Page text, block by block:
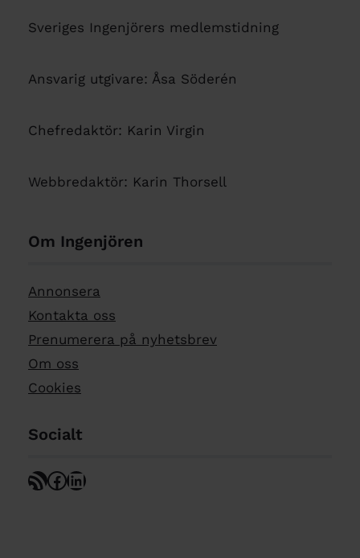
Sveriges Ingenjörers medlemstidning
Ansvarig utgivare: Åsa Söderén
Chefredaktör: Karin Virgin
Webbredaktör: Karin Thorsell
Om Ingenjören
Annonsera
Kontakta oss
Prenumerera på nyhetsbrev
Om oss
Cookies
Socialt
RSS Feed
Facebook
LinkedIn